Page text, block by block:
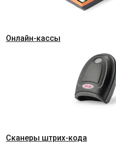
Онлайн-кассы
Сканеры штрих-кода